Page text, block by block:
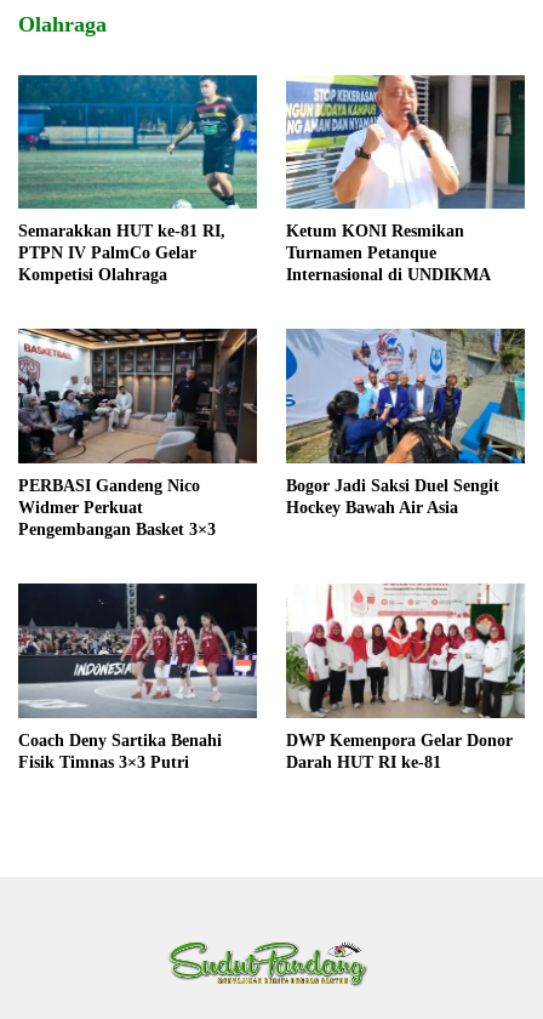
Olahraga
Semarakkan HUT ke-81 RI,
PTPN IV PalmCo Gelar
Kompetisi Olahraga
Ketum KONI Resmikan
Turnamen Petanque
Internasional di UNDIKMA
PERBASI Gandeng Nico
Widmer Perkuat
Pengembangan Basket 3×3
Bogor Jadi Saksi Duel Sengit
Hockey Bawah Air Asia
Coach Deny Sartika Benahi
Fisik Timnas 3×3 Putri
DWP Kemenpora Gelar Donor
Darah HUT RI ke-81